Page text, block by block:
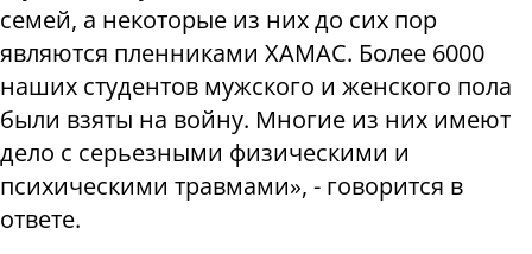
семей, а некоторые из них до сих пор
являются пленниками ХАМАС. Более 6000
наших студентов мужского и женского пола
были взяты на войну. Многие из них имеют
дело с серьезными физическими и
психическими травмами», - говорится в
ответе.